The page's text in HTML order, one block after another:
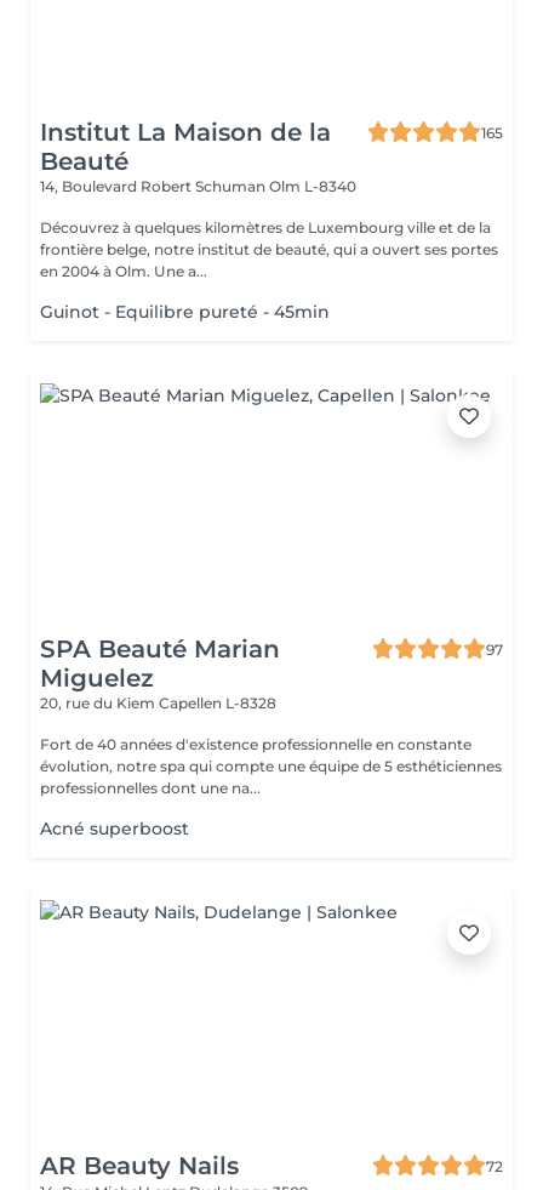
Institut La Maison de la
Beauté
165
14, Boulevard Robert Schuman Olm L-8340
Découvrez à quelques kilomètres de Luxembourg ville et de la
frontière belge, notre institut de beauté, qui a ouvert ses portes
en 2004 à Olm. Une a...
Guinot - Equilibre pureté - 45min
SPA Beauté Marian
Miguelez
97
20, rue du Kiem Capellen L-8328
Fort de 40 années d'existence professionnelle en constante
évolution, notre spa qui compte une équipe de 5 esthéticiennes
professionnelles dont une na...
Acné superboost
AR Beauty Nails
72